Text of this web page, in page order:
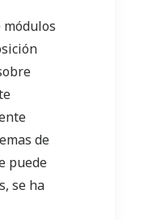
de
puede
se ha